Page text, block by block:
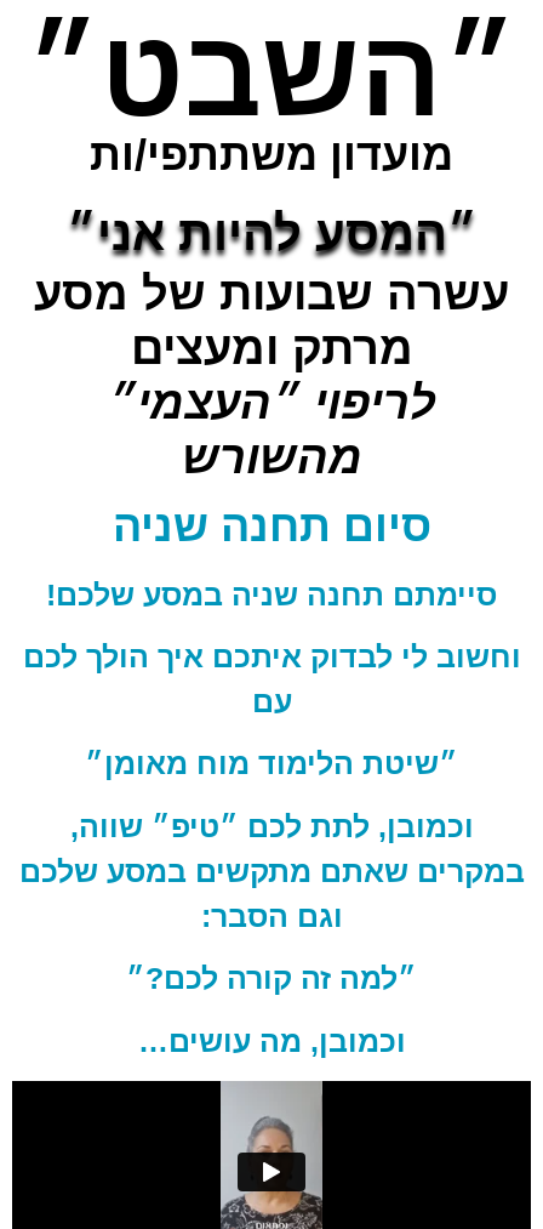
״השבט״
מועדון משתתפי/ות
״המסע להיות אני״
עשרה שבועות של מסע
מרתק ומעצים
לריפוי ״העצמי״
מהשורש
סיום תחנה שניה
סיימתם תחנה שניה במסע שלכם!
וחשוב לי לבדוק איתכם איך הולך לכם
עם
״שיטת הלימוד מוח מאומן״
וכמובן, לתת לכם ״טיפ״ שווה,
במקרים שאתם מתקשים במסע שלכם
וגם הסבר:
״למה זה קורה לכם?״
וכמובן, מה עושים…